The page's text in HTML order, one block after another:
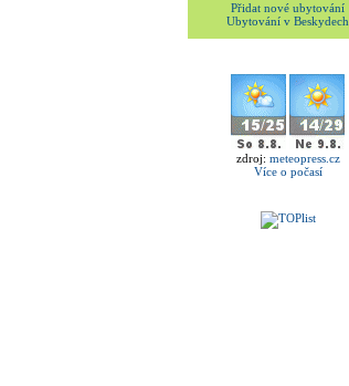
Přidat nové ubytování
Ubytování v Beskydech
zdroj: meteopress.cz
Více o počasí